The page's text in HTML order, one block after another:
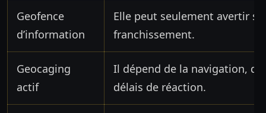
Geofence
d’information
Elle peut seulement avertir
franchissement.
Geocaging
actif
Il dépend de la navigation,
délais de réaction.